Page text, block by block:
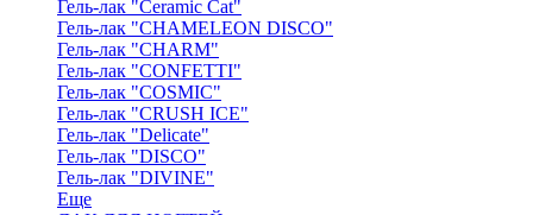
Гель-лак "Ceramic Cat"
Гель-лак "CHAMELEON DISCO"
Гель-лак "CHARM"
Гель-лак "CONFETTI"
Гель-лак "COSMIC"
Гель-лак "CRUSH ICE"
Гель-лак "Delicate"
Гель-лак "DISCO"
Гель-лак "DIVINE"
Еще